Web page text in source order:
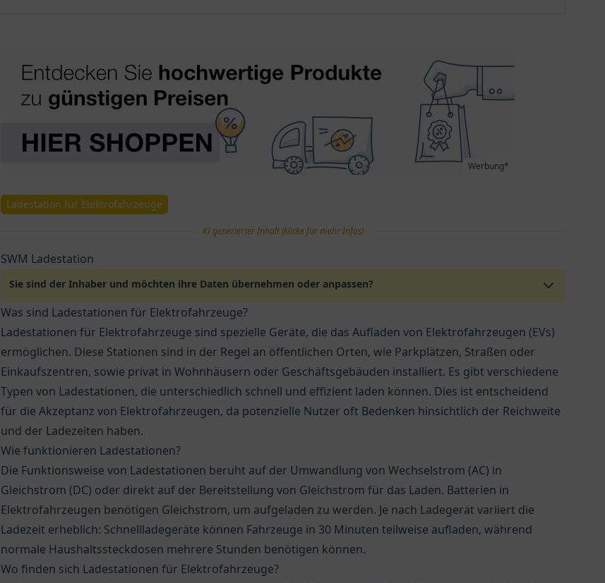
Werbung*
Ladestation für Elektrofahrzeuge
KI generierter Inhalt (klicke für mehr Infos)
SWM Ladestation
Sie sind der Inhaber und möchten ihre Daten übernehmen oder anpassen?
Was sind Ladestationen für Elektrofahrzeuge?
Ladestationen für Elektrofahrzeuge sind spezielle Geräte, die das Aufladen von Elektrofahrzeugen (EVs)
ermöglichen. Diese Stationen sind in der Regel an öffentlichen Orten, wie Parkplätzen, Straßen oder
Einkaufszentren, sowie privat in Wohnhäusern oder Geschäftsgebäuden installiert. Es gibt verschiedene
Typen von Ladestationen, die unterschiedlich schnell und effizient laden können. Dies ist entscheidend
für die Akzeptanz von Elektrofahrzeugen, da potenzielle Nutzer oft Bedenken hinsichtlich der Reichweite
und der Ladezeiten haben.
Wie funktionieren Ladestationen?
Die Funktionsweise von Ladestationen beruht auf der Umwandlung von Wechselstrom (AC) in
Gleichstrom (DC) oder direkt auf der Bereitstellung von Gleichstrom für das Laden. Batterien in
Elektrofahrzeugen benötigen Gleichstrom, um aufgeladen zu werden. Je nach Ladegerät variiert die
Ladezeit erheblich: Schnellladegeräte können Fahrzeuge in 30 Minuten teilweise aufladen, während
normale Haushaltssteckdosen mehrere Stunden benötigen können.
Wo finden sich Ladestationen für Elektrofahrzeuge?